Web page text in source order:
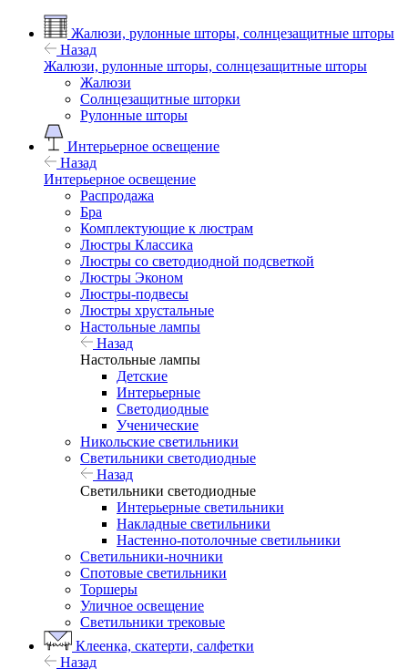
Жалюзи, рулонные шторы, солнцезащитные шторы
Назад
Жалюзи, рулонные шторы, солнцезащитные шторы
Жалюзи
Солнцезащитные шторки
Рулонные шторы
Интерьерное освещение
Назад
Интерьерное освещение
Распродажа
Бра
Комплектующие к люстрам
Люстры Классика
Люстры со светодиодной подсветкой
Люстры Эконом
Люстры-подвесы
Люстры хрустальные
Настольные лампы
Назад
Настольные лампы
Детские
Интерьерные
Светодиодные
Ученические
Никольские светильники
Светильники светодиодные
Назад
Светильники светодиодные
Интерьерные светильники
Накладные светильники
Настенно-потолочные светильники
Светильники-ночники
Спотовые светильники
Торшеры
Уличное освещение
Светильники трековые
Клеенка, скатерти, салфетки
Назад